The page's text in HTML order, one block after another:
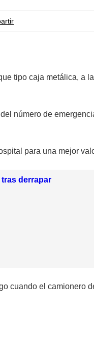
tipo caja metálica, a
número de
para una mejor
derrapar
cuando el camionero